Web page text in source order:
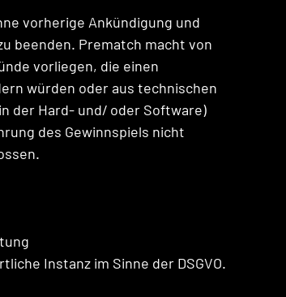
vorherige Ankündigung und
beenden. Prematch macht von
vorliegen, die einen
würden oder aus technischen
der Hard- und/ oder Software)
des Gewinnspiels nicht
Instanz im Sinne der DSGVO.